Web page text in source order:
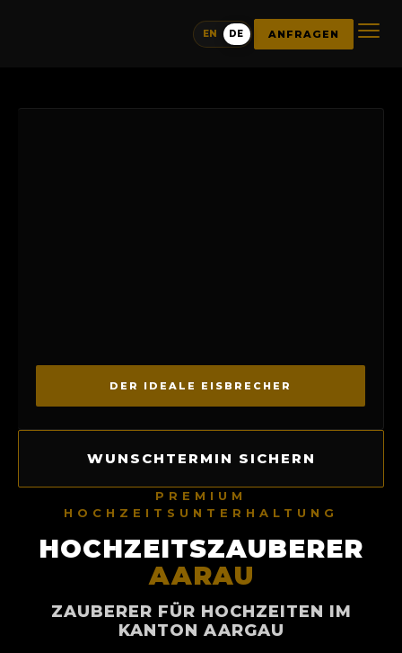
EN DE ANFRAGEN
PREMIUM
HOCHZEITSUNTERHALTUNG
HOCHZEITSZAUBERER
AARAU
ZAUBERER FÜR HOCHZEITEN IM
KANTON AARGAU
DER IDEALE EISBRECHER
WUNSCHTERMIN SICHERN